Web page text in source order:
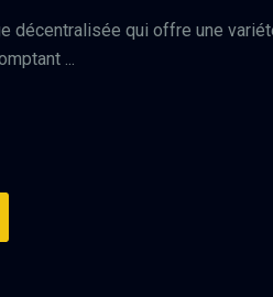
décentralisée qui offre une
...